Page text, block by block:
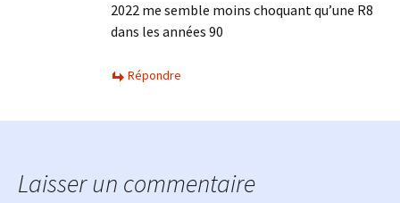
2022 me semble moins choquant qu’une R8
dans les années 90
Répondre
Laisser un commentaire